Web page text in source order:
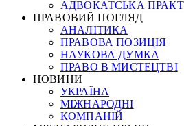
АДВОКАТСЬКА
ПРАВОВИЙ ПОГЛЯД
АНАЛІТИКА
ПРАВОВА ПОЗИЦІЯ
НАУКОВА ДУМКА
ПРАВО В МИСТЕЦТВІ
НОВИНИ
УКРАЇНА
МІЖНАРОДНІ
КОМПАНІЙ